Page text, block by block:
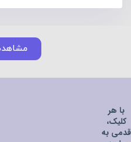
با هر
کلیک،
قدمی به